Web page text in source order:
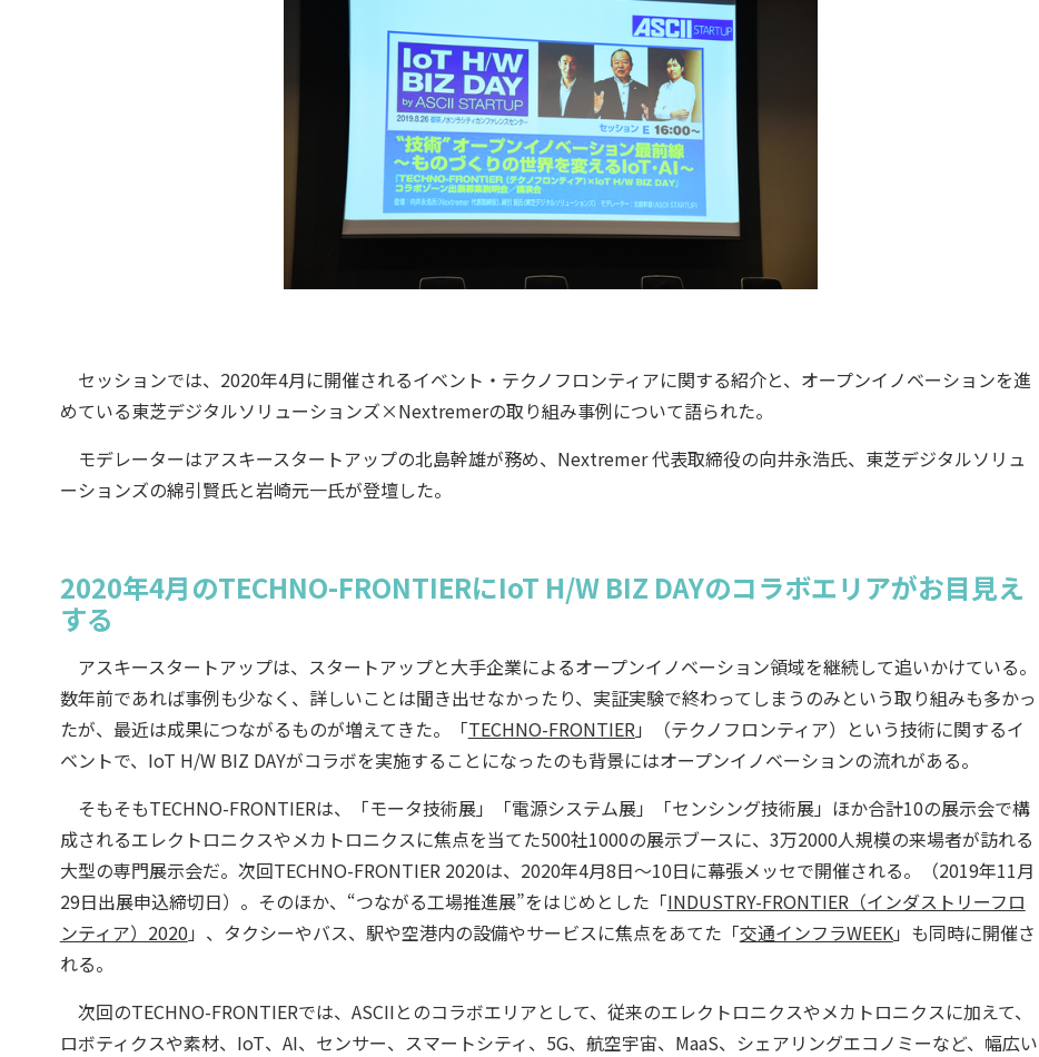
セッションでは、2020年4月に開催されるイベント・テクノフロンティアに関する紹介と、オープンイノベーションを進
めている東芝デジタルソリューションズ×Nextremerの取り組み事例について語られた。
モデレーターはアスキースタートアップの北島幹雄が務め、Nextremer 代表取締役の向井永浩氏、東芝デジタルソリュ
ーションズの綿引賢氏と岩崎元一氏が登壇した。
2020年4月のTECHNO-FRONTIERにIoT H/W BIZ DAYのコラボエリアがお目見え
する
アスキースタートアップは、スタートアップと大手企業によるオープンイノベーション領域を継続して追いかけている。
数年前であれば事例も少なく、詳しいことは聞き出せなかったり、実証実験で終わってしまうのみという取り組みも多かっ
たが、最近は成果につながるものが増えてきた。「TECHNO-FRONTIER 」（テクノフロンティア）という技術に関するイ
ベントで、IoT H/W BIZ DAYがコラボを実施することになったのも背景にはオープンイノベーションの流れがある。
そもそもTECHNO-FRONTIERは、「モータ技術展」「電源システム展」「センシング技術展」ほか合計10の展示会で構
成されるエレクトロニクスやメカトロニクスに焦点を当てた500社1000の展示ブースに、3万2000人規模の来場者が訪れる
大型の専門展示会だ。次回TECHNO-FRONTIER 2020は、2020年4月8日～10日に幕張メッセで開催される。（2019年11月
29日出展申込締切日）。そのほか、“つながる工場推進展”をはじめとした「INDUSTRY-FRONTIER（インダストリーフロ
ンティア）2020 」、タクシーやバス、駅や空港内の設備やサービスに焦点をあてた「交通インフラWEEK」も同時に開催さ
れる。
次回のTECHNO-FRONTIERでは、ASCIIとのコラボエリアとして、従来のエレクトロニクスやメカトロニクスに加えて、
ロボティクスや素材、IoT、AI、センサー、スマートシティ、5G、航空宇宙、MaaS、シェアリングエコノミーなど、幅広い